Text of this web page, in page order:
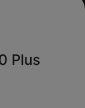
Plus